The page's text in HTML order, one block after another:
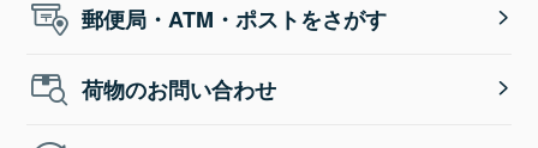
郵便局・ATM・ポストをさがす
荷物のお問い合わせ